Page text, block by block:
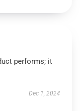
performs; it
Dec 1, 2024